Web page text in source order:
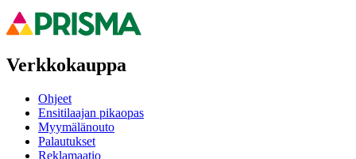
Verkkokauppa
Ohjeet
Ensitilaajan pikaopas
Myymälänouto
Palautukset
Reklamaatio